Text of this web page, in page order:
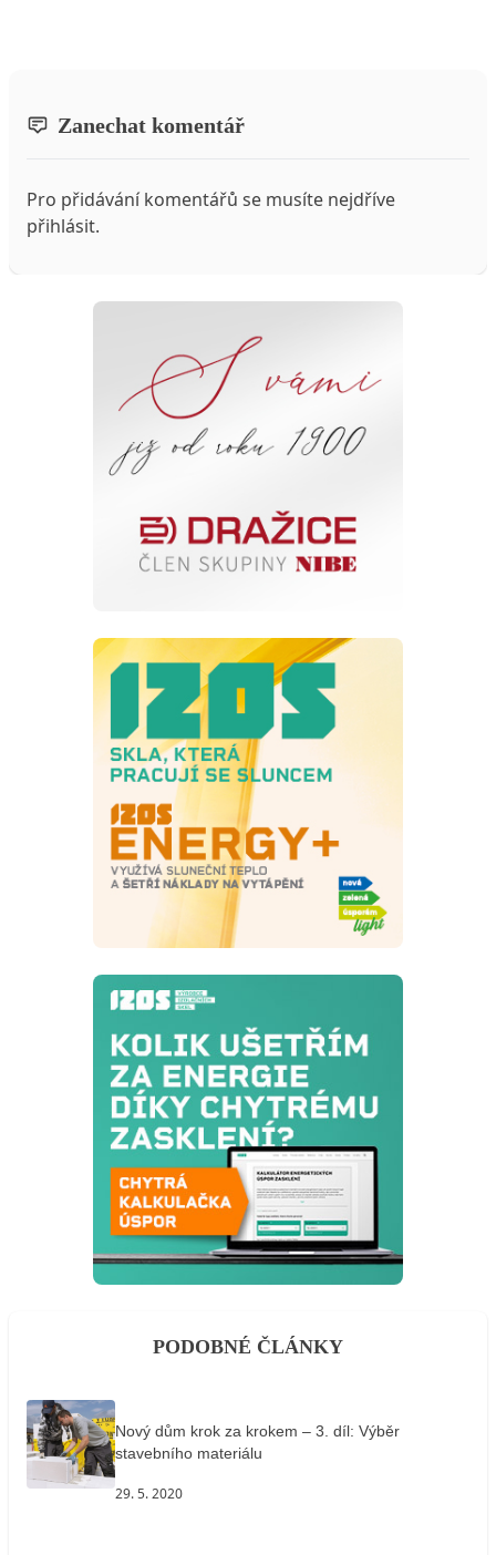
Zanechat komentář
Pro přidávání komentářů se musíte nejdříve
přihlásit.
PODOBNÉ ČLÁNKY
Nový dům krok za krokem – 3. díl: Výběr
stavebního materiálu
29. 5. 2020